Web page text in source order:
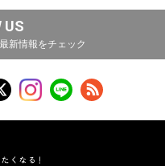
US
新情報をチェック